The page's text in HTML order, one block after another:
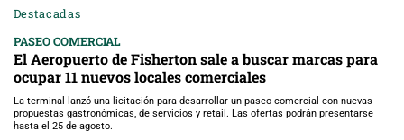
Destacadas
PASEO COMERCIAL
El Aeropuerto de Fisherton sale a buscar marcas para
ocupar 11 nuevos locales comerciales
La terminal lanzó una licitación para desarrollar un paseo comercial con nuevas
propuestas gastronómicas, de servicios y retail. Las ofertas podrán presentarse
hasta el 25 de agosto.